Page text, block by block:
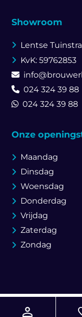
Showroom
Lentse
KvK: 59762853
024 324 39 88
024 324 39 88
Onze
Maandag
Dinsdag
Woensdag
Donderdag
Vrijdag
Zaterdag
Zondag
© 2026 Brouwer Bike